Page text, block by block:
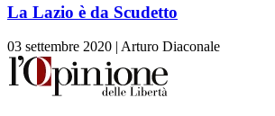
La Lazio è da Scudetto
03 settembre 2020 | Arturo Diaconale